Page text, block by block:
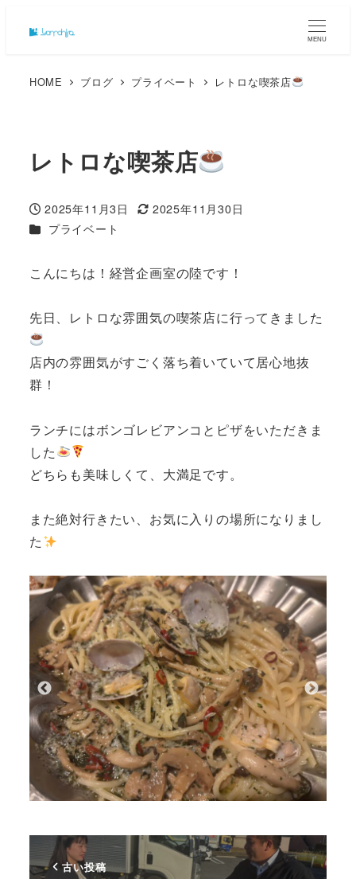
MENU
HOME ブログ プライベート レトロな喫茶店
レトロな喫茶店
投稿日
2025年11月3日
更新日
2025年11月30日
カテゴリー
プライベート
こんにちは！経営企画室の陸です！
先日、レトロな雰囲気の喫茶店に行ってきました
店内の雰囲気がすごく落ち着いていて居心地抜
群！
ランチにはボンゴレビアンコとピザをいただきま
した
どちらも美味しくて、大満足です。
また絶対行きたい、お気に入りの場所になりまし
た
古い投稿